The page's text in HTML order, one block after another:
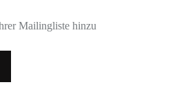
Mailingliste hinzu